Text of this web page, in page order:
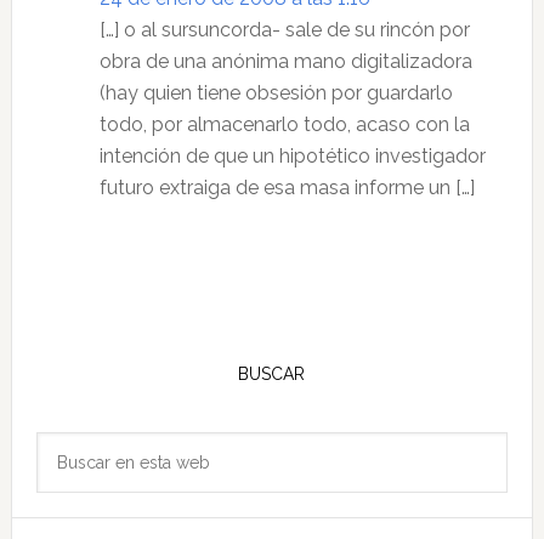
[…] o al sursuncorda- sale de su rincón por
obra de una anónima mano digitalizadora
(hay quien tiene obsesión por guardarlo
todo, por almacenarlo todo, acaso con la
intención de que un hipotético investigador
futuro extraiga de esa masa informe un […]
principal
BUSCAR